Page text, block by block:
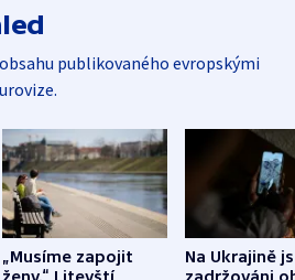
publikovaného evropskými
„Musíme zapojit
Na Ukrajině